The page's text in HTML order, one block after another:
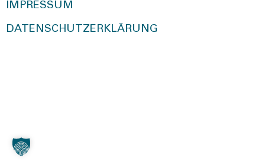
IMPRESSUM
DATENSCHUTZERKLÄRUNG